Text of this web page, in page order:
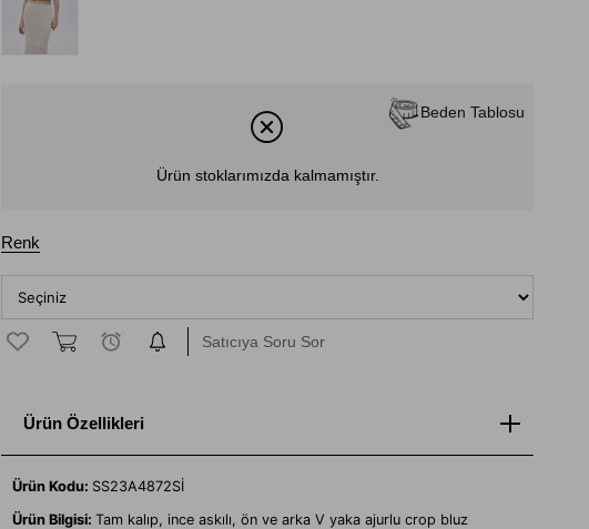
Ürün stoklarımızda kalmamıştır.
Beden Tablosu
Renk
Satıcıya Soru Sor
Ürün Özellikleri
Ürün Kodu: SS23A4872Sİ
Ürün Bilgisi: Tam kalıp, ince askılı, ön ve arka V yaka ajurlu crop bluz